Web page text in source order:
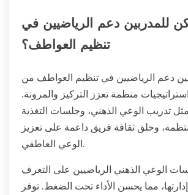
للمدربين دعم الرياضيين في
تنظيم العواطف؟
دعم الرياضيين في تنظيم العواطف من
منظمة تعزز التركيز والمرونة.
تدريب الوعي الذهني، وجلسات التغذية
وخلق ثقافة فريق داعمة على تعزيز
الوعي العاطفي.
الوعي الذهني الرياضيين على التعرف
مما يحسن الأداء تحت الضغط. توفر